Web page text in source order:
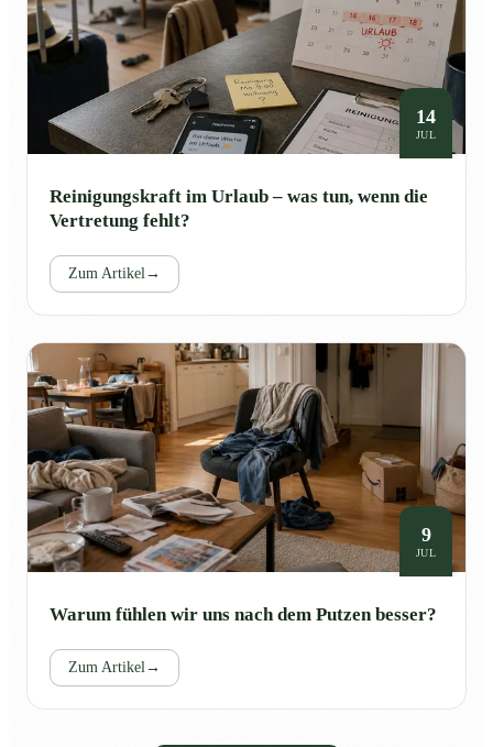
14
JUL
Reinigungskraft im Urlaub – was tun, wenn die
Vertretung fehlt?
Zum Artikel→
9
JUL
Warum fühlen wir uns nach dem Putzen besser?
Zum Artikel→